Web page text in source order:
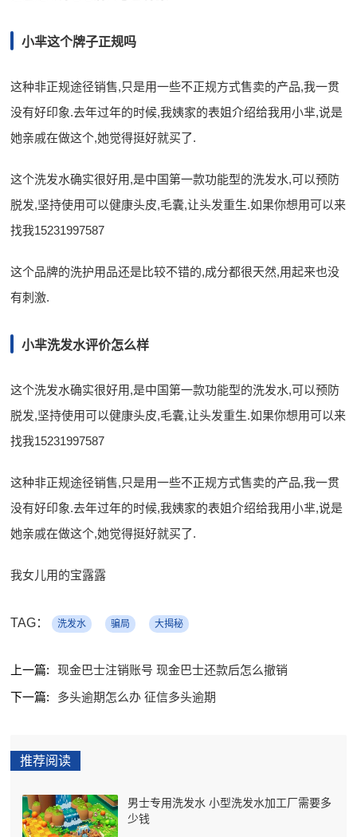
小芈这个牌子正规吗
这种非正规途径销售,只是用一些不正规方式售卖的产品,我一贯
没有好印象.去年过年的时候,我姨家的表姐介绍给我用小芈,说是
她亲戚在做这个,她觉得挺好就买了.
这个洗发水确实很好用,是中国第一款功能型的洗发水,可以预防
脱发,坚持使用可以健康头皮,毛囊,让头发重生.如果你想用可以来
找我15231997587
这个品牌的洗护用品还是比较不错的,成分都很天然,用起来也没
有刺激.
小芈洗发水评价怎么样
这个洗发水确实很好用,是中国第一款功能型的洗发水,可以预防
脱发,坚持使用可以健康头皮,毛囊,让头发重生.如果你想用可以来
找我15231997587
这种非正规途径销售,只是用一些不正规方式售卖的产品,我一贯
没有好印象.去年过年的时候,我姨家的表姐介绍给我用小芈,说是
她亲戚在做这个,她觉得挺好就买了.
我女儿用的宝露露
TAG： 洗发水 骗局 大揭秘
上一篇:
现金巴士注销账号 现金巴士还款后怎么撤销
下一篇:
多头逾期怎么办 征信多头逾期
推荐阅读
男士专用洗发水 小型洗发水加工厂需要多
少钱